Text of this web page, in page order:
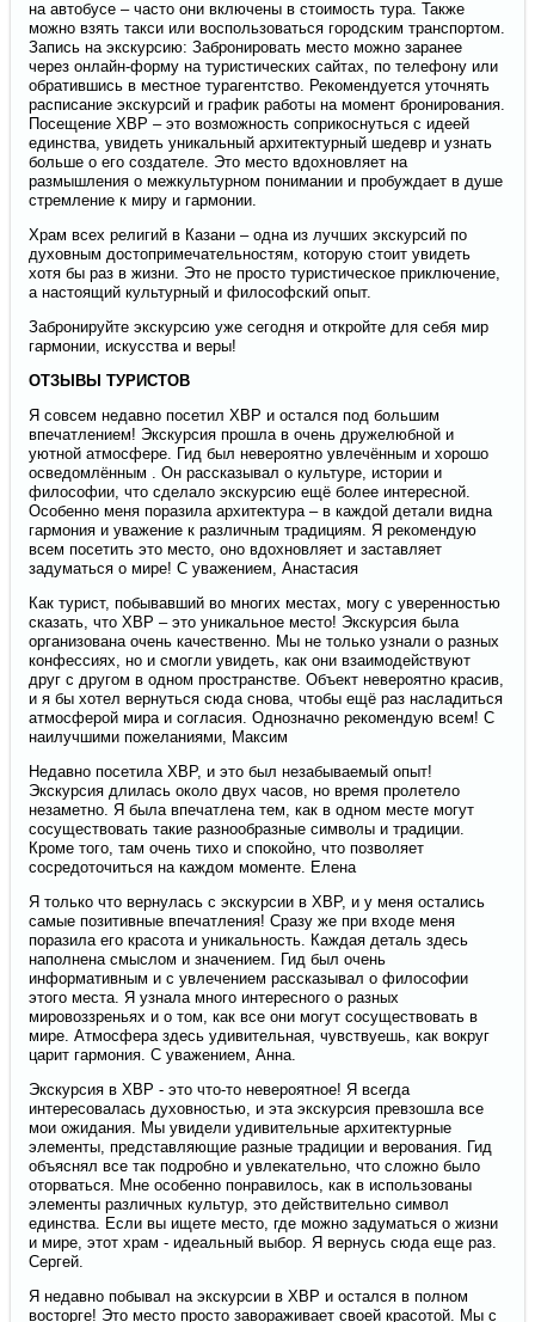
на автобусе – часто они включены в стоимость тура. Также
можно взять такси или воспользоваться городским транспортом.
Запись на экскурсию: Забронировать место можно заранее
через онлайн-форму на туристических сайтах, по телефону или
обратившись в местное турагентство. Рекомендуется уточнять
расписание экскурсий и график работы на момент бронирования.
Посещение ХВР – это возможность соприкоснуться с идеей
единства, увидеть уникальный архитектурный шедевр и узнать
больше о его создателе. Это место вдохновляет на
размышления о межкультурном понимании и пробуждает в душе
стремление к миру и гармонии.
Храм всех религий в Казани – одна из лучших экскурсий по
духовным достопримечательностям, которую стоит увидеть
хотя бы раз в жизни. Это не просто туристическое приключение,
а настоящий культурный и философский опыт.
Забронируйте экскурсию уже сегодня и откройте для себя мир
гармонии, искусства и веры!
ОТЗЫВЫ ТУРИСТОВ
Я совсем недавно посетил ХВР и остался под большим
впечатлением! Экскурсия прошла в очень дружелюбной и
уютной атмосфере. Гид был невероятно увлечённым и хорошо
осведомлённым . Он рассказывал о культуре, истории и
философии, что сделало экскурсию ещё более интересной.
Особенно меня поразила архитектура – в каждой детали видна
гармония и уважение к различным традициям. Я рекомендую
всем посетить это место, оно вдохновляет и заставляет
задуматься о мире! С уважением, Анастасия
Как турист, побывавший во многих местах, могу с уверенностью
сказать, что ХВР – это уникальное место! Экскурсия была
организована очень качественно. Мы не только узнали о разных
конфессиях, но и смогли увидеть, как они взаимодействуют
друг с другом в одном пространстве. Объект невероятно красив,
и я бы хотел вернуться сюда снова, чтобы ещё раз насладиться
атмосферой мира и согласия. Однозначно рекомендую всем! С
наилучшими пожеланиями, Максим
Недавно посетила ХВР, и это был незабываемый опыт!
Экскурсия длилась около двух часов, но время пролетело
незаметно. Я была впечатлена тем, как в одном месте могут
сосуществовать такие разнообразные символы и традиции.
Кроме того, там очень тихо и спокойно, что позволяет
сосредоточиться на каждом моменте. Елена
Я только что вернулась с экскурсии в ХВР, и у меня остались
самые позитивные впечатления! Сразу же при входе меня
поразила его красота и уникальность. Каждая деталь здесь
наполнена смыслом и значением. Гид был очень
информативным и с увлечением рассказывал о философии
этого места. Я узнала много интересного о разных
мировоззреньях и о том, как все они могут сосуществовать в
мире. Атмосфера здесь удивительная, чувствуешь, как вокруг
царит гармония. С уважением, Анна.
Экскурсия в ХВР - это что-то невероятное! Я всегда
интересовалась духовностью, и эта экскурсия превзошла все
мои ожидания. Мы увидели удивительные архитектурные
элементы, представляющие разные традиции и верования. Гид
объяснял все так подробно и увлекательно, что сложно было
оторваться. Мне особенно понравилось, как в использованы
элементы различных культур, это действительно символ
единства. Если вы ищете место, где можно задуматься о жизни
и мире, этот храм - идеальный выбор. Я вернусь сюда еще раз.
Сергей.
Я недавно побывал на экскурсии в ХВР и остался в полном
восторге! Это место просто завораживает своей красотой. Мы с